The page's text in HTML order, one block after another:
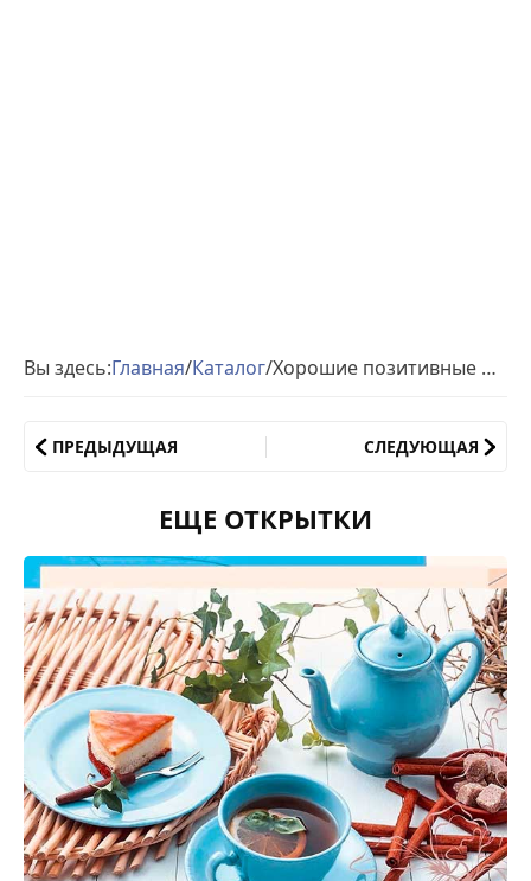
Вы здесь:Главная/Каталог/ Хорошие позитивные открытки доброе Утро
ПРЕДЫДУЩАЯ СЛЕДУЮЩАЯ
ЕЩЕ ОТКРЫТКИ